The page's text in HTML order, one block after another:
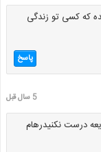
که کسی تو زندگی
پاسخ
5 سال قبل
درست نکنیدرهام